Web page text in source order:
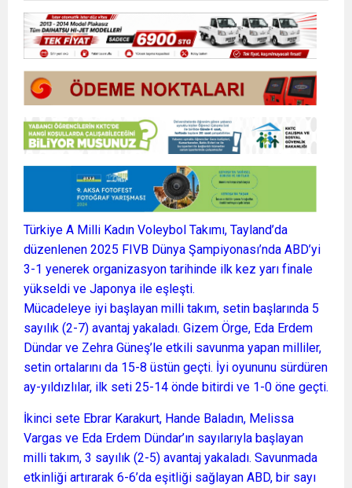
Türkiye A Milli Kadın Voleybol Takımı, Tayland’da
düzenlenen 2025 FIVB Dünya Şampiyonası’nda ABD’yi
3-1 yenerek organizasyon tarihinde ilk kez yarı finale
yükseldi ve Japonya ile eşleşti.
Mücadeleye iyi başlayan milli takım, setin başlarında 5
sayılık (2-7) avantaj yakaladı. Gizem Örge, Eda Erdem
Dündar ve Zehra Güneş’le etkili savunma yapan milliler,
setin ortalarını da 15-8 üstün geçti. İyi oyununu sürdüren
ay-yıldızlılar, ilk seti 25-14 önde bitirdi ve 1-0 öne geçti.
İkinci sete Ebrar Karakurt, Hande Baladın, Melissa
Vargas ve Eda Erdem Dündar’ın sayılarıyla başlayan
milli takım, 3 sayılık (2-5) avantaj yakaladı. Savunmada
etkinliği artırarak 6-6’da eşitliği sağlayan ABD, bir sayı